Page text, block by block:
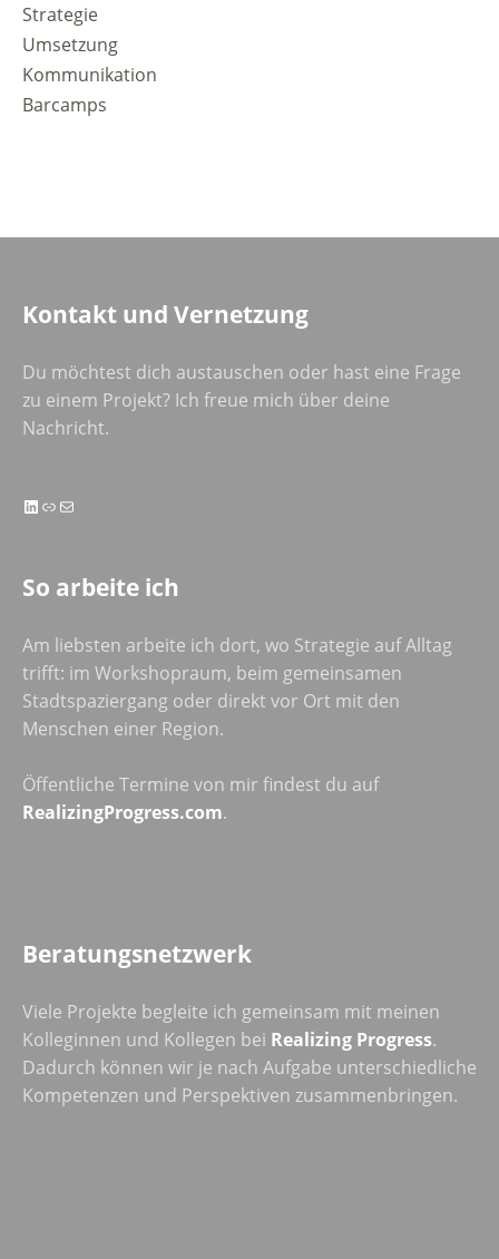
Strategie
Umsetzung
Kommunikation
Barcamps
Kontakt und Vernetzung
Du möchtest dich austauschen oder hast eine Frage
zu einem Projekt? Ich freue mich über deine
Nachricht.
LinkedIn
LinkE-Mail
So arbeite ich
Am liebsten arbeite ich dort, wo Strategie auf Alltag
trifft: im Workshopraum, beim gemeinsamen
Stadtspaziergang oder direkt vor Ort mit den
Menschen einer Region.
Öffentliche Termine von mir findest du auf
RealizingProgress.com.
Beratungsnetzwerk
Viele Projekte begleite ich gemeinsam mit meinen
Kolleginnen und Kollegen bei Realizing Progress.
Dadurch können wir je nach Aufgabe unterschiedliche
Kompetenzen und Perspektiven zusammenbringen.